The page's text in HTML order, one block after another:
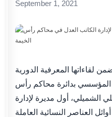
September 1, 2021
لقاءاتها المعرفية الدورية
المؤسسي بدائرة محاكم رأس
الشميلي، أول مديرة لإدارة
العناصر النسائية العاملة